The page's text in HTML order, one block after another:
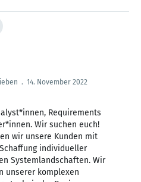
. 14. November 2022
Requirements
Wir suchen euch!
wir unsere Kunden mit
individueller
Systemlandschaften. Wir
unserer komplexen